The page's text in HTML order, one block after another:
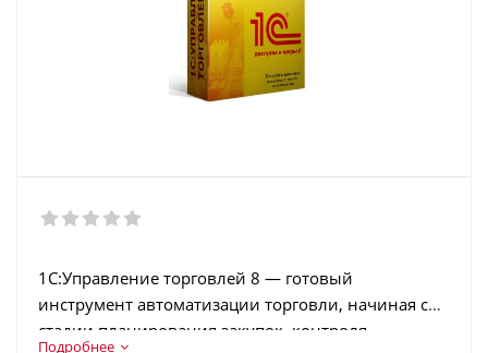
1С:Управление торговлей 8 — готовый
инструмент автоматизации торговли, начиная со
стадии планирования закупок, контроля
Подробнее